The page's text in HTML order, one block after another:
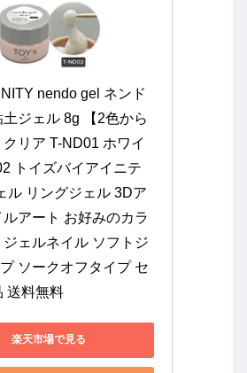
nendo gel ネンド
土ジェル 8g 【2色から
クリア T-ND01 ホワイ
トイズバイアイニテ
ル リングジェル 3Dア
ルアート お好みのカラ
ジェルネイル ソフトジ
ソークオフタイプ セ
送料無料
楽天市場で見る